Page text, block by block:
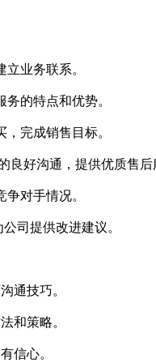
业务联系。
的特点和优势。
完成销售目标。
好沟通，提供优质售后
对手情况。
司提供改进建议。
通技巧。
和策略。
信心。